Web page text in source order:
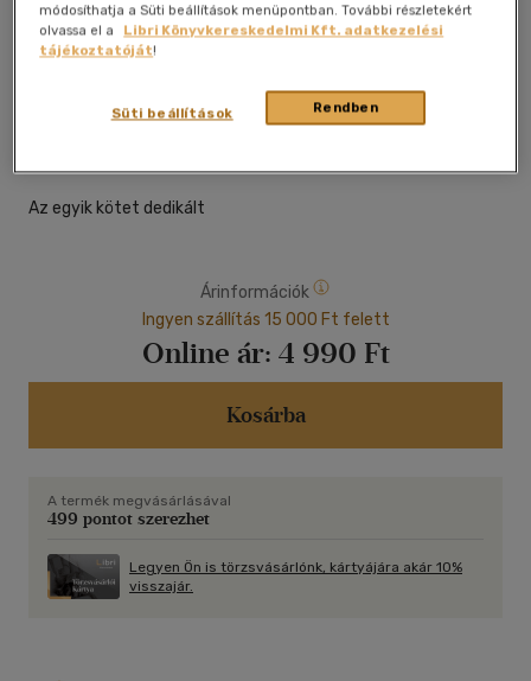
Kívánságlistához adom Megosztom
|kemény kötés|
Az egyik kötet dedikált
Árinformációk
Ingyen szállítás 15 000 Ft felett
Online ár: 4 990 Ft
Kosárba
A termék megvásárlásával
499 pontot szerezhet
Legyen Ön is törzsvásárlónk, kártyájára akár 10%
visszajár.
módosíthatja a Süti beállítások menüpontban. További részletekért
olvassa el a
Libri Könyvkereskedelmi Kft. adatkezelési
tájékoztatóját!
Rendben
Süti beállítások